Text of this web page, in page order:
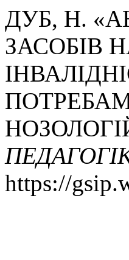
ДУБ, Н.
ЗАСОБІВ
https://